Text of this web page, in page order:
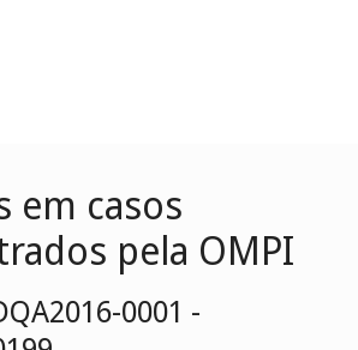
em casos
pela OMPI
0001 -